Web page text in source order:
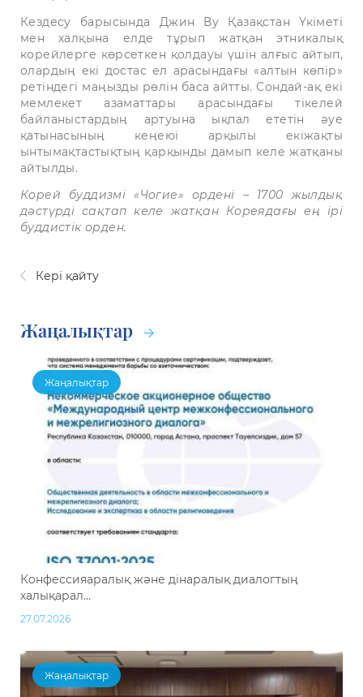
Кездесу барысында Джин Ву Қазақстан Үкіметі
мен халқына елде тұрып жатқан этникалық
корейлерге көрсеткен қолдауы үшін алғыс айтып,
олардың екі достас ел арасындағы «алтын көпір»
ретіндегі маңызды рөлін баса айтты. Сондай-ақ екі
мемлекет азаматтары арасындағы тікелей
байланыстардың артуына ықпал ететін әуе
қатынасының кеңеюі арқылы екіжақты
ынтымақтастықтың қарқынды дамып келе жатқаны
айтылды.
Корей буддизмі «Чогие» ордені – 1700 жылдық
дәстүрді сақтап келе жатқан Кореядағы ең ірі
буддистік орден.
Кері қайту
Жаңалықтар
Жаңалықтар
Конфессияаралық және дінаралық диалогтың
халықарал...
27.07.2026
Жаңалықтар